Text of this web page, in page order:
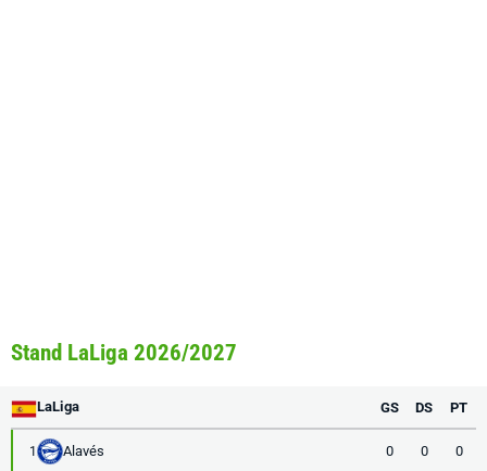
Stand LaLiga 2026/2027
LaLiga GS DS PT
1 Alavés 0 0 0